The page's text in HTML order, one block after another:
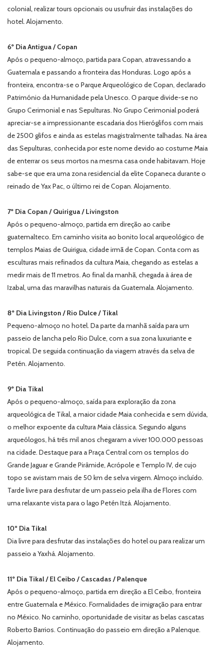
colonial, realizar tours opcionais ou usufruir das instalações do
hotel. Alojamento.
6º Dia Antigua / Copan
Após o pequeno-almoço, partida para Copan, atravessando a
Guatemala e passando a fronteira das Honduras. Logo após a
fronteira, encontra-se o Parque Arqueológico de Copan, declarado
Património da Humanidade pela Unesco. O parque divide-se no
Grupo Cerimonial e nas Sepulturas. No Grupo Cerimonial poderá
apreciar-se a impressionante escadaria dos Hieróglifos com mais
de 2500 glifos e ainda as estelas magistralmente talhadas. Na área
das Sepulturas, conhecida por este nome devido ao costume Maia
de enterrar os seus mortos na mesma casa onde habitavam. Hoje
sabe-se que era uma zona residencial da elite Copaneca durante o
reinado de Yax Pac, o último rei de Copan. Alojamento.
7º Dia Copan / Quirigua / Livingston
Após o pequeno-almoço, partida em direção ao caribe
guatemalteco. Em caminho visita ao bonito local arqueológico de
templos Maias de Quirigua, cidade irmã de Copan. Conta com as
esculturas mais refinados da cultura Maia, chegando as estelas a
medir mais de 11 metros. Ao final da manhã, chegada à área de
Izabal, uma das maravilhas naturais da Guatemala. Alojamento.
8º Dia Livingston / Rio Dulce / Tikal
Pequeno-almoço no hotel. Da parte da manhã saída para um
passeio de lancha pelo Rio Dulce, com a sua zona luxuriante e
tropical. De seguida continuação da viagem através da selva de
Petén. Alojamento.
9º Dia Tikal
Após o pequeno-almoço, saída para exploração da zona
arqueológica de Tikal, a maior cidade Maia conhecida e sem dúvida,
o melhor expoente da cultura Maia clássica. Segundo alguns
arqueólogos, há três mil anos chegaram a viver 100.000 pessoas
na cidade. Destaque para a Praça Central com os templos do
Grande Jaguar e Grande Pirâmide, Acrópole e Templo IV, de cujo
topo se avistam mais de 50 km de selva virgem. Almoço incluído.
Tarde livre para desfrutar de um passeio pela ilha de Flores com
uma relaxante vista para o lago Petén Itzá. Alojamento.
10º Dia Tikal
Dia livre para desfrutar das instalações do hotel ou para realizar um
passeio a Yaxhá. Alojamento.
11º Dia Tikal / El Ceibo / Cascadas / Palenque
Após o pequeno-almoço, partida em direção a El Ceibo, fronteira
entre Guatemala e México. Formalidades de imigração para entrar
no México. No caminho, oportunidade de visitar as belas cascatas
Roberto Barrios. Continuação do passeio em direção a Palenque.
Alojamento.